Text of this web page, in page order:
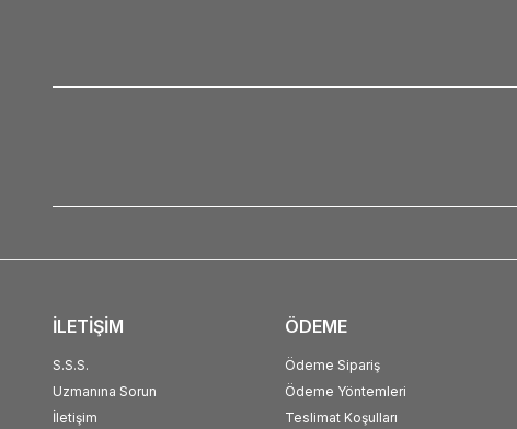
İLETİŞİM
S.S.S.
Uzmanına Sorun
İletişim
ÖDEME
Ödeme Sipariş
Ödeme Yöntemleri
Teslimat Koşulları